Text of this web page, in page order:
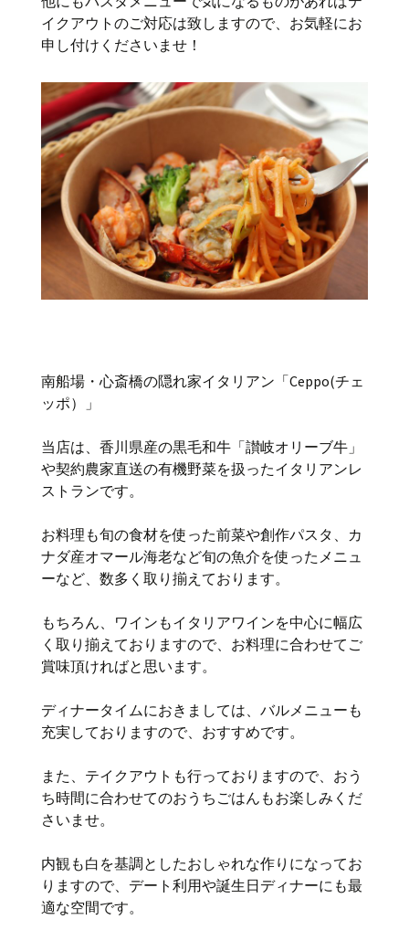
イクアウトのご対応は致しますので、お気軽にお
申し付けくださいませ！
南船場・心斎橋の隠れ家イタリアン「Ceppo(チェ
ッポ）」
当店は、香川県産の黒毛和牛「讃岐オリーブ牛」
や契約農家直送の有機野菜を扱ったイタリアンレ
ストランです。
お料理も旬の食材を使った前菜や創作パスタ、カ
ナダ産オマール海老など旬の魚介を使ったメニュ
ーなど、数多く取り揃えております。
もちろん、ワインもイタリアワインを中心に幅広
く取り揃えておりますので、お料理に合わせてご
賞味頂ければと思います。
ディナータイムにおきましては、バルメニューも
充実しておりますので、おすすめです。
また、テイクアウトも行っておりますので、おう
ち時間に合わせてのおうちごはんもお楽しみくだ
さいませ。
内観も白を基調としたおしゃれな作りになってお
りますので、デート利用や誕生日ディナーにも最
適な空間です。